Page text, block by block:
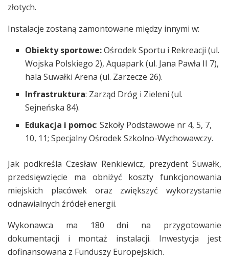
złotych.
Instalacje zostaną zamontowane między innymi w:
Obiekty sportowe:Ośrodek Sportu i Rekreacji (ul.
Wojska Polskiego 2), Aquapark (ul. Jana Pawła II 7),
hala Suwałki Arena (ul. Zarzecze 26).
Infrastruktura: Zarząd Dróg i Zieleni (ul.
Sejneńska 84).
Edukacja i pomoc: Szkoły Podstawowe nr 4, 5, 7,
10, 11; Specjalny Ośrodek Szkolno-Wychowawczy.
Jak podkreśla Czesław Renkiewicz, prezydent Suwałk,
przedsięwzięcie ma obniżyć koszty funkcjonowania
miejskich placówek oraz zwiększyć wykorzystanie
odnawialnych źródeł energii.
Wykonawca ma 180 dni na przygotowanie
dokumentacji i montaż instalacji. Inwestycja jest
dofinansowana z Funduszy Europejskich.